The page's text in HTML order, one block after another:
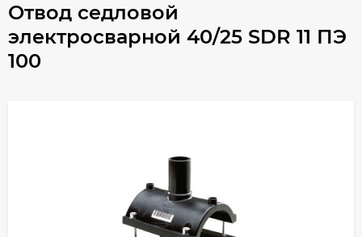
Отвод седловой
электросварной 40/25 SDR 11 ПЭ
100